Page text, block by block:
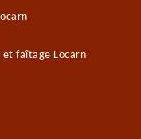
faîtage Locarn